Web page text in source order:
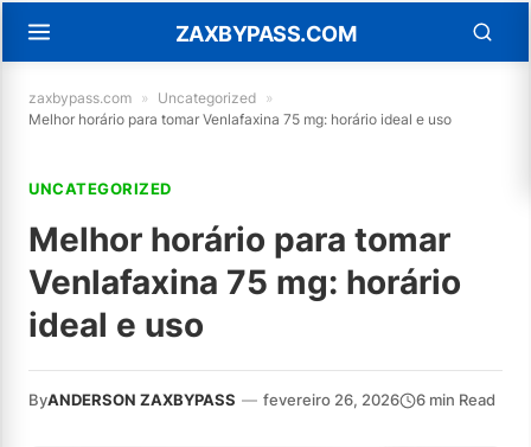
ZAXBYPASS.COM
zaxbypass.com » Uncategorized »
Melhor horário para tomar Venlafaxina 75 mg: horário ideal e uso
UNCATEGORIZED
Melhor horário para tomar
Venlafaxina 75 mg: horário
ideal e uso
ByANDERSON ZAXBYPASS — fevereiro 26, 2026 6 min Read